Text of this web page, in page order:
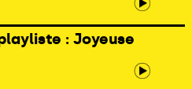
: Joyeuse